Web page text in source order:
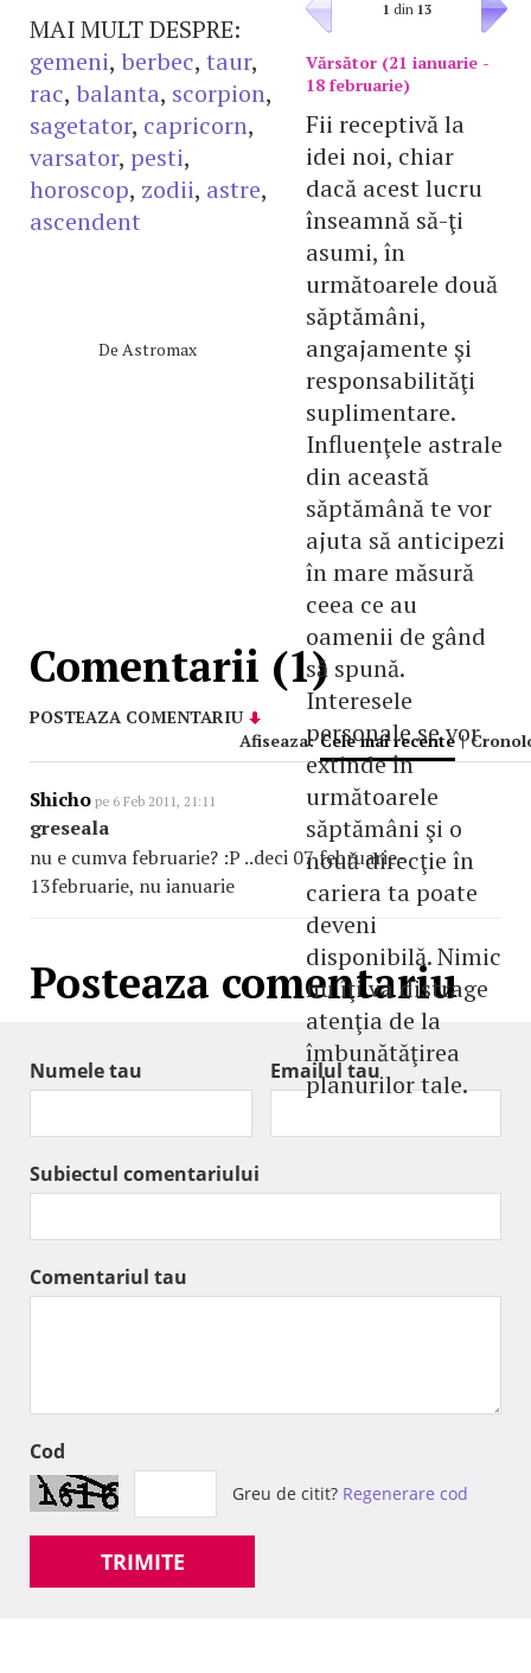
1 din 13
Vărsător (21 ianuarie -
18 februarie)
Fii receptivă la
idei noi, chiar
dacă acest lucru
înseamnă să-ţi
asumi, în
următoarele două
săptămâni,
angajamente şi
responsabilităţi
suplimentare.
Influenţele astrale
din această
săptămână te vor
ajuta să anticipezi
în mare măsură
ceea ce au
oamenii de gând
să spună.
Interesele
personale se vor
extinde în
următoarele
săptămâni şi o
nouă direcţie în
cariera ta poate
deveni
disponibilă. Nimic
nu îţi va distrage
atenţia de la
îmbunătăţirea
planurilor tale.
MAI MULT DESPRE:
gemeni, berbec, taur,
rac, balanta, scorpion,
sagetator, capricorn,
varsator, pesti,
horoscop, zodii, astre,
ascendent
De Astromax
Comentarii (1)
POSTEAZA COMENTARIU
Afiseaza: Cele mai recente |
Shicho pe 6 Feb 2011, 21:11
greseala
nu e cumva februarie? :P ..deci 07 februarie-
13februarie, nu ianuarie
Posteaza comentariu
Numele tau Emailul tau
Subiectul comentariului
Comentariul tau
Cod
Greu de citit? Regenerare cod
TRIMITE